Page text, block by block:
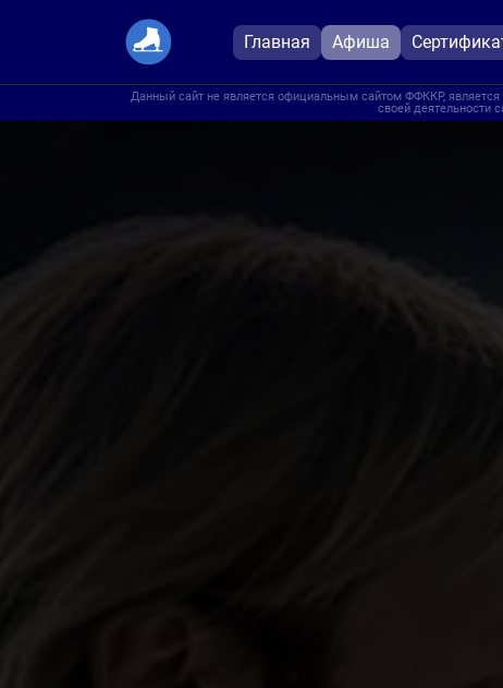
Главная Афиша
Данный сайт не является официальным сайтом ФФККР, является
своей деятельности